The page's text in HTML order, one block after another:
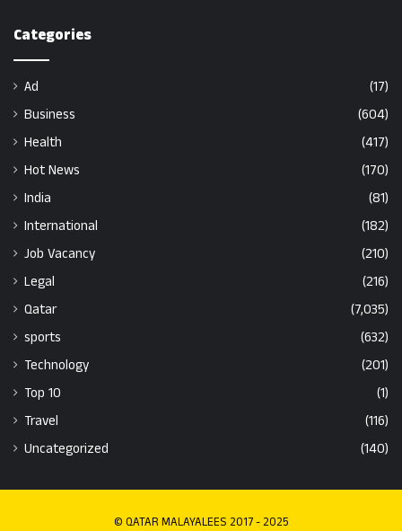
Categories
Ad
(17)
Business
(604)
Health
(417)
Hot News
(170)
India
(81)
International
(182)
Job Vacancy
(210)
Legal
(216)
Qatar
(7,035)
sports
(632)
Technology
(201)
Top 10
(1)
Travel
(116)
Uncategorized
(140)
© QATAR MALAYALEES 2017 - 2025